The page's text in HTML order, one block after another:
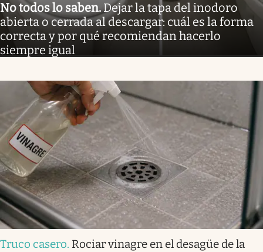
No todos lo saben.Dejar la tapa del inodoro
abierta o cerrada al descargar: cuál es la forma
correcta y por qué recomiendan hacerlo
siempre igual
Truco casero. Rociar vinagre en el desagüe de la